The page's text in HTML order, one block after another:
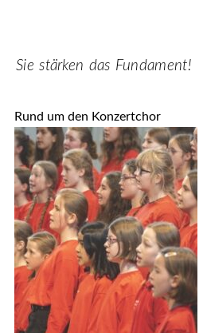
Sie stärken das Fundament!
Rund um den Konzertchor